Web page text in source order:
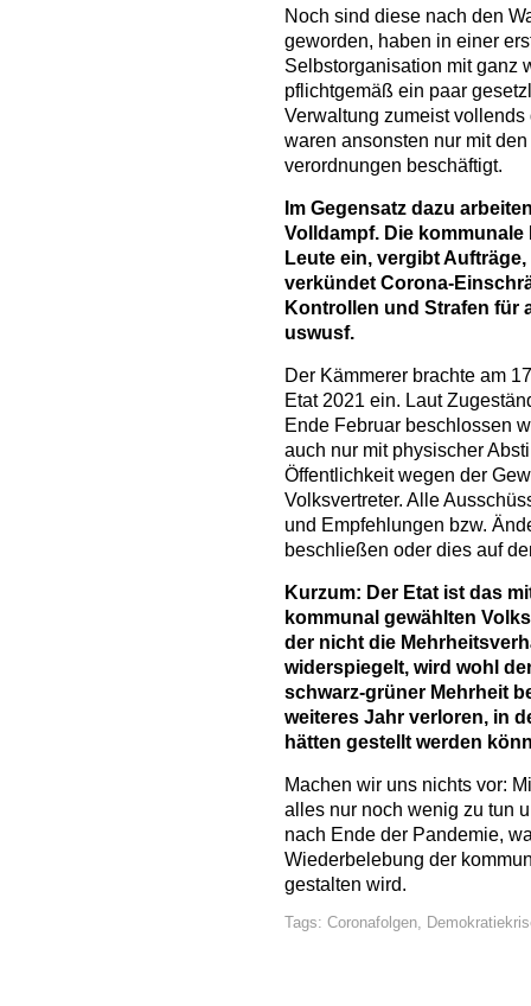
Noch sind diese nach den
geworden, haben in einer
Selbstorganisation mit ganz
pflichtgemäß ein paar
Verwaltung zumeist
waren ansonsten nur mit
verordnungen beschäftigt.
Im Gegensatz dazu
Volldampf. Die
Leute ein, vergibt
verkündet Corona-
Kontrollen und Strafen für
uswusf.
Der Kämmerer brachte am
Etat 2021 ein. Laut
Ende Februar beschlossen
auch nur mit physischer
Öffentlichkeit wegen der
Volksvertreter. Alle
und Empfehlungen bzw.
beschließen oder dies auf
Kurzum: Der Etat ist das
kommunal gewählten
der nicht die
widerspiegelt, wird wohl
schwarz-grüner Mehrheit
weiteres Jahr verloren, in
hätten gestellt werden
Machen wir uns nichts vor:
alles nur noch wenig zu tun
nach Ende der Pandemie,
Wiederbelebung der
gestalten wird.
Tags: Coronafolgen,